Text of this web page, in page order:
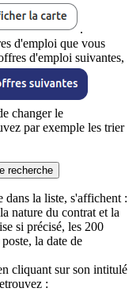
.
d'emploi que vous
d'emploi suivantes,
changer le
par exemple les trier
recherche
dans la liste, s'affichent :
nature du contrat et la
si précisé, les 200
la date de
cliquant sur son intitulé
: